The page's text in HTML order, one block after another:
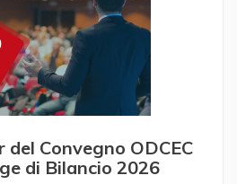
del Convegno ODCEC
di Bilancio 2026